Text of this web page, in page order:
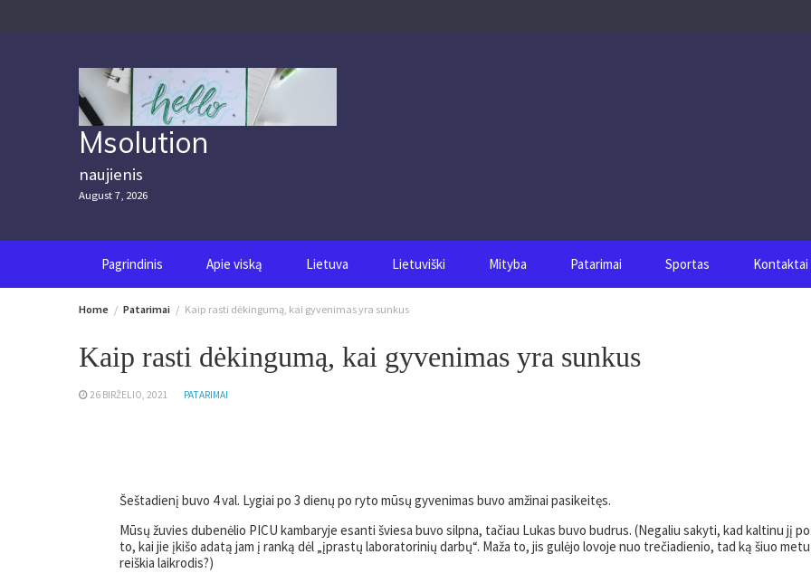
Msolution
naujienis
August 7, 2026
Pagrindinis Apie viską Lietuva Lietuviški Mityba Patarimai Sportas Kontaktai
Home Patarimai Kaip rasti dėkingumą, kai gyvenimas yra sunkus
Kaip rasti dėkingumą, kai gyvenimas yra sunkus
26 BIRŽELIO, 2021 PATARIMAI
Šeštadienį buvo 4 val. Lygiai po 3 dienų po ryto mūsų gyvenimas buvo amžinai pasikeitęs.
Mūsų žuvies dubenėlio PICU kambaryje esanti šviesa buvo silpna, tačiau Lukas buvo budrus. (Negaliu sakyti, kad kaltinu jį po
to, kai jie įkišo adatą jam į ranką dėl „įprastų laboratorinių darbų“. Maža to, jis gulėjo lovoje nuo trečiadienio, tad ką šiuo metu
reiškia laikrodis?)